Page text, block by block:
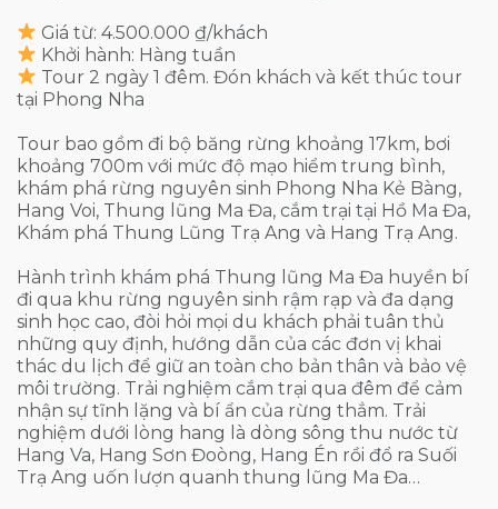
Giá từ: 4.500.000 ₫/khách
Khởi hành: Hàng tuần
Tour 2 ngày 1 đêm. Đón khách và kết thúc tour
tại Phong Nha
Tour bao gồm đi bộ băng rừng khoảng 17km, bơi
khoảng 700m với mức độ mạo hiểm trung bình,
khám phá rừng nguyên sinh Phong Nha Kẻ Bàng,
Hang Voi, Thung lũng Ma Đa, cắm trại tại Hồ Ma Đa,
Khám phá Thung Lũng Trạ Ang và Hang Trạ Ang.
Hành trình khám phá Thung lũng Ma Đa huyền bí
đi qua khu rừng nguyên sinh rậm rạp và đa dạng
sinh học cao, đòi hỏi mọi du khách phải tuân thủ
những quy định, hướng dẫn của các đơn vị khai
thác du lịch để giữ an toàn cho bản thân và bảo vệ
môi trường. Trải nghiệm cắm trại qua đêm để cảm
nhận sự tĩnh lặng và bí ẩn của rừng thẳm. Trải
nghiệm dưới lòng hang là dòng sông thu nước từ
Hang Va, Hang Sơn Đoòng, Hang Én rồi đổ ra Suối
Trạ Ang uốn lượn quanh thung lũng Ma Đa…